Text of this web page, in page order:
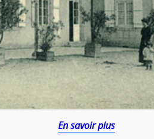
En savoir plus